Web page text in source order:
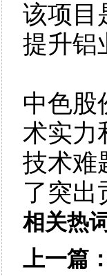
该项目
提升铝
中色股
术实力
技术难
了突出
相关热
上一篇